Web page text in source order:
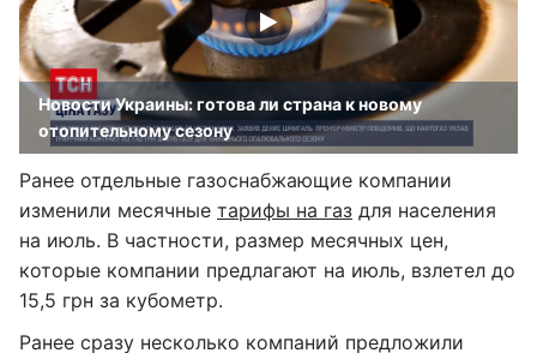
Новости Украины: готова ли страна к новому
отопительному сезону
Ранее отдельные газоснабжающие компании
изменили месячные тарифы на газ для населения
на июль. В частности, размер месячных цен,
которые компании предлагают на июль, взлетел до
15,5 грн за кубометр.
Ранее сразу несколько компаний предложили